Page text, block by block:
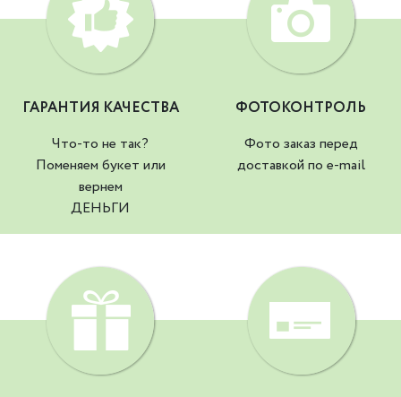
ГАРАНТИЯ КАЧЕСТВА
Что-то не так?
Поменяем букет или
вернем
ДЕНЬГИ
ФОТОКОНТРОЛЬ
Фото заказ перед
доставкой по e-mail